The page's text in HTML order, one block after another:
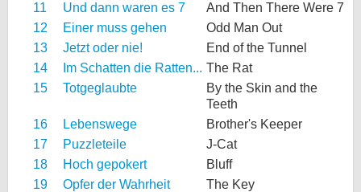
11
Und dann waren es 7
And Then There Were 7
12
Einer muss gehen
Odd Man Out
13
Jetzt oder nie!
End of the Tunnel
14
Im Schatten die Ratten... The Rat
15
Totgeglaubte
By the Skin and the
Teeth
16
Lebenswege
Brother's Keeper
17
Puzzleteile
J-Cat
18
Hoch gepokert
Bluff
19
Opfer der Wahrheit
The Key